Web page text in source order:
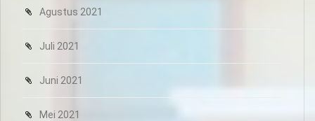
Agustus 2021
Juli 2021
Juni 2021
Mei 2021